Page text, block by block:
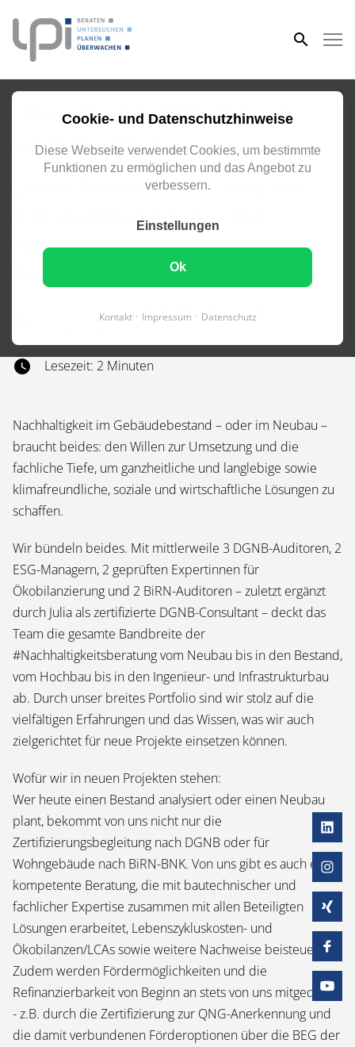
Cookie- und Datenschutzhinweise
Diese Webseite verwendet Cookies, um bestimmte
Funktionen zu ermöglichen und das Angebot zu
verbessern.
Einstellungen
Ok
Kontakt Impressum Datenschutz
Unser Nachhaltigkeitsteam
wächst weiter
Unser Team wächst – und mit
ihm die Möglichkeiten für
nachhaltige und wirtschaftliche
Projektlösungen.
Erstellt von LPI Ingenieurgesellschaft mbH am
Lesezeit: 2 Minuten
Nachhaltigkeit im Gebäudebestand – oder im Neubau –
braucht beides: den Willen zur Umsetzung und die
fachliche Tiefe, um ganzheitliche und langlebige sowie
klimafreundliche, soziale und wirtschaftliche Lösungen zu
schaffen.
Wir bündeln beides. Mit mittlerweile 3 DGNB-Auditoren, 2
ESG-Managern, 2 geprüften Expertinnen für
Ökobilanzierung und 2 BiRN-Auditoren – zuletzt ergänzt
durch Julia als zertifizierte DGNB-Consultant – deckt das
Team die gesamte Bandbreite der
#Nachhaltigkeitsberatung vom Neubau bis in den Bestand,
vom Hochbau bis in den Ingenieur- und Infrastrukturbau
ab. Durch unser breites Portfolio sind wir stolz auf die
vielfältigen Erfahrungen und das Wissen, was wir auch
zielgerichtet für neue Projekte einsetzen können.
Wofür wir in neuen Projekten stehen:
Wer heute einen Bestand analysiert oder einen Neubau
plant, bekommt von uns nicht nur die
Zertifizierungsbegleitung nach DGNB oder für
Wohngebäude nach BiRN-BNK. Von uns gibt es auch eine
kompetente Beratung, die mit bautechnischer und
fachlicher Expertise zusammen mit allen Beteiligten
Lösungen erarbeitet, Lebenszykluskosten- und
Ökobilanzen/LCAs sowie weitere Nachweise beisteuert.
Zudem werden Fördermöglichkeiten und die
Refinanzierbarkeit von Beginn an stets von uns mitgedacht
- z.B. durch die Zertifizierung zur QNG-Anerkennung und
die damit verbundenen Förderoptionen über die BEG der